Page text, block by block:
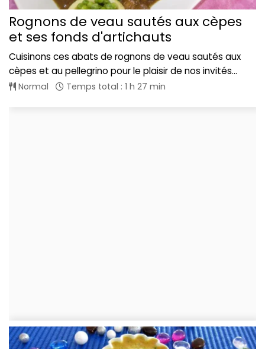
Rognons de veau sautés aux cèpes
et ses fonds d'artichauts
Cuisinons ces abats de rognons de veau sautés aux
cèpes et au pellegrino pour le plaisir de nos invités...
Normal Temps total : 1 h 27 min